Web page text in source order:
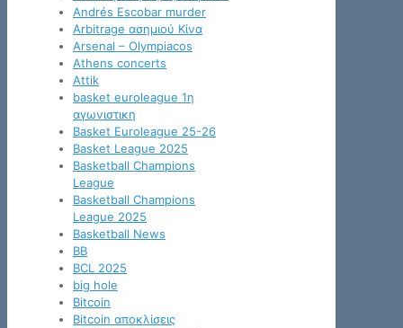
Andrés Escobar murder
Arbitrage ασημιού Κίνα
Arsenal – Olympiacos
Athens concerts
Attik
basket euroleague 1η
αγωνιστικη
Basket Euroleague 25-26
Basket League 2025
Basketball Champions
League
Basketball Champions
League 2025
Basketball News
BB
BCL 2025
big hole
Bitcoin
Bitcoin αποκλίσεις